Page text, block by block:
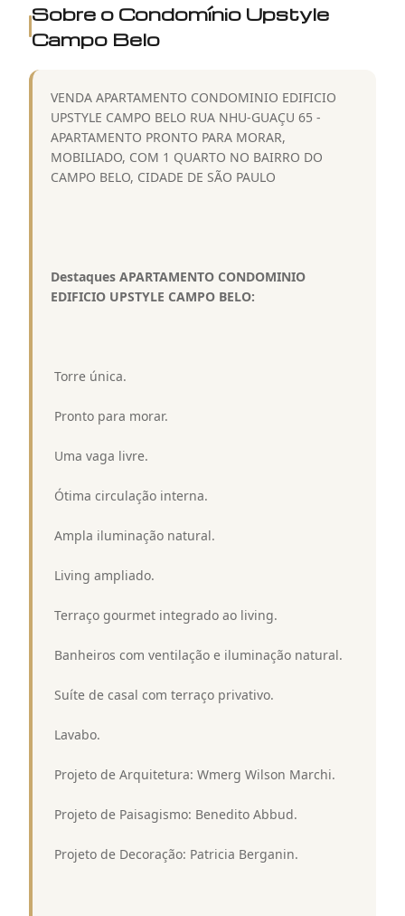
Sobre o Condomínio Upstyle
Campo Belo
VENDA APARTAMENTO CONDOMINIO EDIFICIO
UPSTYLE CAMPO BELO RUA NHU-GUAÇU 65 -
APARTAMENTO PRONTO PARA MORAR,
MOBILIADO, COM 1 QUARTO NO BAIRRO DO
CAMPO BELO, CIDADE DE SÃO PAULO
Destaques APARTAMENTO CONDOMINIO
EDIFICIO UPSTYLE CAMPO BELO:
 Torre única.
 Pronto para morar.
 Uma vaga livre.
 Ótima circulação interna.
 Ampla iluminação natural.
 Living ampliado.
 Terraço gourmet integrado ao living.
 Banheiros com ventilação e iluminação natural.
 Suíte de casal com terraço privativo.
 Lavabo.
 Projeto de Arquitetura: Wmerg Wilson Marchi.
 Projeto de Paisagismo: Benedito Abbud.
 Projeto de Decoração: Patricia Berganin.